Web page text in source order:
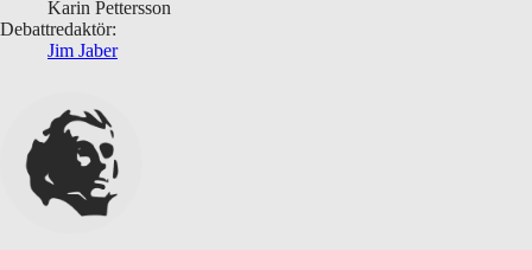
Karin Pettersson
Debattredaktör:
Jim Jaber